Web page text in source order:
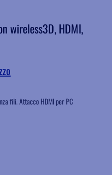
wireless3D, HDMI,
fili. Attacco HDMI per PC